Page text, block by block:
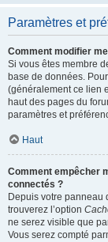
Paramètres et
Comment modifier
Si vous êtes membre
base de données.
(généralement ce lien
haut des pages du
paramètres et
Haut
Comment empêcher
connectés ?
Depuis votre panneau
trouverez l’option
ne serez visible que
Vous serez compté